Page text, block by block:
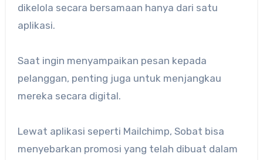
dikelola secara bersamaan hanya dari satu
aplikasi.
Saat ingin menyampaikan pesan kepada
pelanggan, penting juga untuk menjangkau
mereka secara digital.
Lewat aplikasi seperti Mailchimp, Sobat bisa
menyebarkan promosi yang telah dibuat dalam